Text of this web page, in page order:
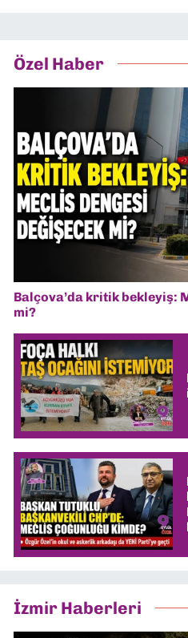
Özel Haber
Balçova’da kritik bekleyiş:
mi?
İzmir Haberleri